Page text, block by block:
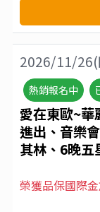
2026/11/26(
熱銷報名中
愛在東歐~
進出、音樂
其林、6晚
榮獲品保國際